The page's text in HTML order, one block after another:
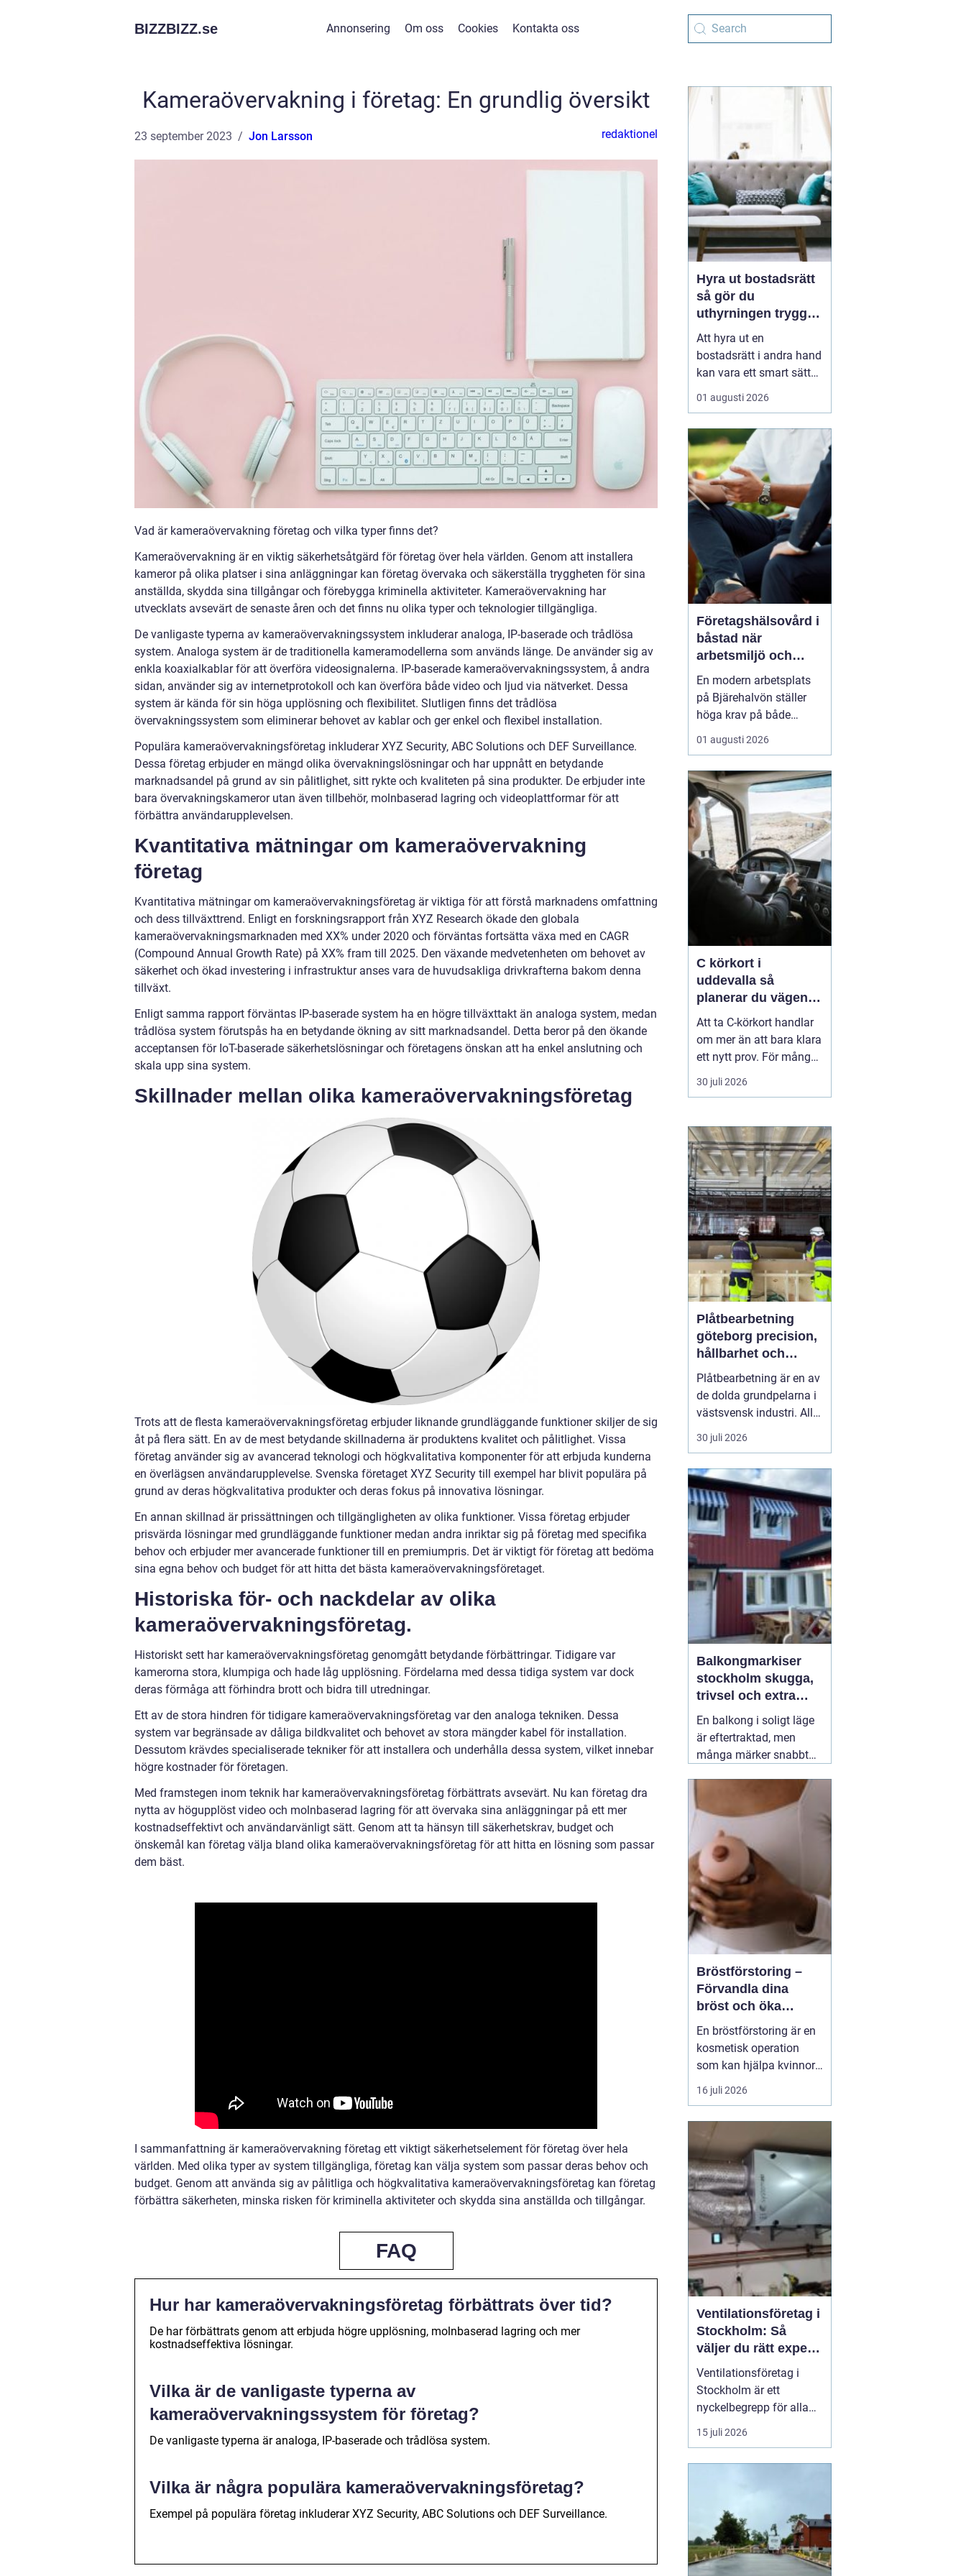
BIZZBIZZ.se Annonsering Om oss Cookies Kontakta oss
Kameraövervakning i företag: En grundlig översikt
23 september 2023 Jon Larsson redaktionel
Vad är kameraövervakning företag och vilka typer finns det?
Kameraövervakning är en viktig säkerhetsåtgärd för företag över hela världen. Genom att installera
kameror på olika platser i sina anläggningar kan företag övervaka och säkerställa tryggheten för sina
anställda, skydda sina tillgångar och förebygga kriminella aktiviteter. Kameraövervakning har
utvecklats avsevärt de senaste åren och det finns nu olika typer och teknologier tillgängliga.
De vanligaste typerna av kameraövervakningssystem inkluderar analoga, IP-baserade och trådlösa
system. Analoga system är de traditionella kameramodellerna som används länge. De använder sig av
enkla koaxialkablar för att överföra videosignalerna. IP-baserade kameraövervakningssystem, å andra
sidan, använder sig av internetprotokoll och kan överföra både video och ljud via nätverket. Dessa
system är kända för sin höga upplösning och flexibilitet. Slutligen finns det trådlösa
övervakningssystem som eliminerar behovet av kablar och ger enkel och flexibel installation.
Populära kameraövervakningsföretag inkluderar XYZ Security, ABC Solutions och DEF Surveillance.
Dessa företag erbjuder en mängd olika övervakningslösningar och har uppnått en betydande
marknadsandel på grund av sin pålitlighet, sitt rykte och kvaliteten på sina produkter. De erbjuder inte
bara övervakningskameror utan även tillbehör, molnbaserad lagring och videoplattformar för att
förbättra användarupplevelsen.
Kvantitativa mätningar om kameraövervakning
företag
Kvantitativa mätningar om kameraövervakningsföretag är viktiga för att förstå marknadens omfattning
och dess tillväxttrend. Enligt en forskningsrapport från XYZ Research ökade den globala
kameraövervakningsmarknaden med XX% under 2020 och förväntas fortsätta växa med en CAGR
(Compound Annual Growth Rate) på XX% fram till 2025. Den växande medvetenheten om behovet av
säkerhet och ökad investering i infrastruktur anses vara de huvudsakliga drivkrafterna bakom denna
tillväxt.
Enligt samma rapport förväntas IP-baserade system ha en högre tillväxttakt än analoga system, medan
trådlösa system förutspås ha en betydande ökning av sitt marknadsandel. Detta beror på den ökande
acceptansen för IoT-baserade säkerhetslösningar och företagens önskan att ha enkel anslutning och
skala upp sina system.
Skillnader mellan olika kameraövervakningsföretag
Trots att de flesta kameraövervakningsföretag erbjuder liknande grundläggande funktioner skiljer de sig
åt på flera sätt. En av de mest betydande skillnaderna är produktens kvalitet och pålitlighet. Vissa
företag använder sig av avancerad teknologi och högkvalitativa komponenter för att erbjuda kunderna
en överlägsen användarupplevelse. Svenska företaget XYZ Security till exempel har blivit populära på
grund av deras högkvalitativa produkter och deras fokus på innovativa lösningar.
En annan skillnad är prissättningen och tillgängligheten av olika funktioner. Vissa företag erbjuder
prisvärda lösningar med grundläggande funktioner medan andra inriktar sig på företag med specifika
behov och erbjuder mer avancerade funktioner till en premiumpris. Det är viktigt för företag att bedöma
sina egna behov och budget för att hitta det bästa kameraövervakningsföretaget.
Historiska för- och nackdelar av olika
kameraövervakningsföretag.
Historiskt sett har kameraövervakningsföretag genomgått betydande förbättringar. Tidigare var
kamerorna stora, klumpiga och hade låg upplösning. Fördelarna med dessa tidiga system var dock
deras förmåga att förhindra brott och bidra till utredningar.
Ett av de stora hindren för tidigare kameraövervakningsföretag var den analoga tekniken. Dessa
system var begränsade av dåliga bildkvalitet och behovet av stora mängder kabel för installation.
Dessutom krävdes specialiserade tekniker för att installera och underhålla dessa system, vilket innebar
högre kostnader för företagen.
Med framstegen inom teknik har kameraövervakningsföretag förbättrats avsevärt. Nu kan företag dra
nytta av högupplöst video och molnbaserad lagring för att övervaka sina anläggningar på ett mer
kostnadseffektivt och användarvänligt sätt. Genom att ta hänsyn till säkerhetskrav, budget och
önskemål kan företag välja bland olika kameraövervakningsföretag för att hitta en lösning som passar
dem bäst.
I sammanfattning är kameraövervakning företag ett viktigt säkerhetselement för företag över hela
världen. Med olika typer av system tillgängliga, företag kan välja system som passar deras behov och
budget. Genom att använda sig av pålitliga och högkvalitativa kameraövervakningsföretag kan företag
förbättra säkerheten, minska risken för kriminella aktiviteter och skydda sina anställda och tillgångar.
FAQ
Hur har kameraövervakningsföretag förbättrats över tid?
De har förbättrats genom att erbjuda högre upplösning, molnbaserad lagring och mer
kostnadseffektiva lösningar.
Vilka är de vanligaste typerna av
kameraövervakningssystem för företag?
De vanligaste typerna är analoga, IP-baserade och trådlösa system.
Vilka är några populära kameraövervakningsföretag?
Exempel på populära företag inkluderar XYZ Security, ABC Solutions och DEF Surveillance.
Hyra ut bostadsrätt
så gör du
uthyrningen trygg,
laglig och lönsam
Att hyra ut en
bostadsrätt i andra hand
kan vara ett smart sätt
att täcka kostnader eller
behålla boendet under
stad. Samtidigt upplever
många att regler,
tillstånd, hyresnivå och
försäkringar känns
krångliga. Med rätt
kunskap gå...
01 augusti 2026
Företagshälsovård i
båstad när
arbetsmiljö och
specialistkunskap
möts
En modern arbetsplats
på Bjärehalvön ställer
höga krav på både
ledning och
medarbetare. Tempot är
breda och gränsen
mellan jobb och privatliv
blir ibland suddig.
Samtidigt förväntas
hållbara prestationer
över tid. I den verkligh...
01 augusti 2026
C körkort i
uddevalla så
planerar du vägen
mot tung lastbil
Att ta C-körkort handlar
om mer än att bara klara
ett nytt prov. För många
betyder det en chans till
ett nytt yrke, en starkare
arbetsmarknaden eller
en naturlig utveckling i
ett jobb inom transport
och logistik. I Uddevalla
finns goda mö...
30 juli 2026
Plåtbearbetning
göteborg precision,
hållbarhet och
smarta lösningar
Plåtbearbetning är en av
de dolda grundpelarna i
västsvensk industri. Allt
från marina
anläggningar längs
maskiner, räcken i
offentliga miljöer och
specialtillverkade
komponenter tillverkas
plåtbearbetning. När
för...
30 juli 2026
Balkongmarkiser
stockholm skugga,
trivsel och extra
rum utomhus
En balkong i soligt läge
är eftertraktad, men
många märker snabbt
under sommarhalvåret.
Glasräcken, mörka
reflekterande ytor gör att
solen ofta upplevs
starkare i Stockholm än
förväntat. Med
22 juli
2026
Bröstförstoring –
Förvandla dina
bröst och öka
självförtroendet
En bröstförstoring är en
kosmetisk operation
som kan hjälpa kvinnor
att uppnå de bröst de
alltid har drömt om.
om att återställa
volymen efter graviditet
och amning, korrigera
oj&a...
16 juli 2026
Ventilationsföretag i
Stockholm: Så
väljer du rätt expert
på frisk luft
Ventilationsföretag i
Stockholm är ett
nyckelbegrepp för alla
som vill ha bättre
inomhusluft, lägre
söker efter ett kunnigt
företag i huvudstaden
som kan hjälp...
15 juli 2026